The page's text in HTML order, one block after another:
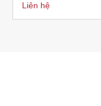
Liên hệ